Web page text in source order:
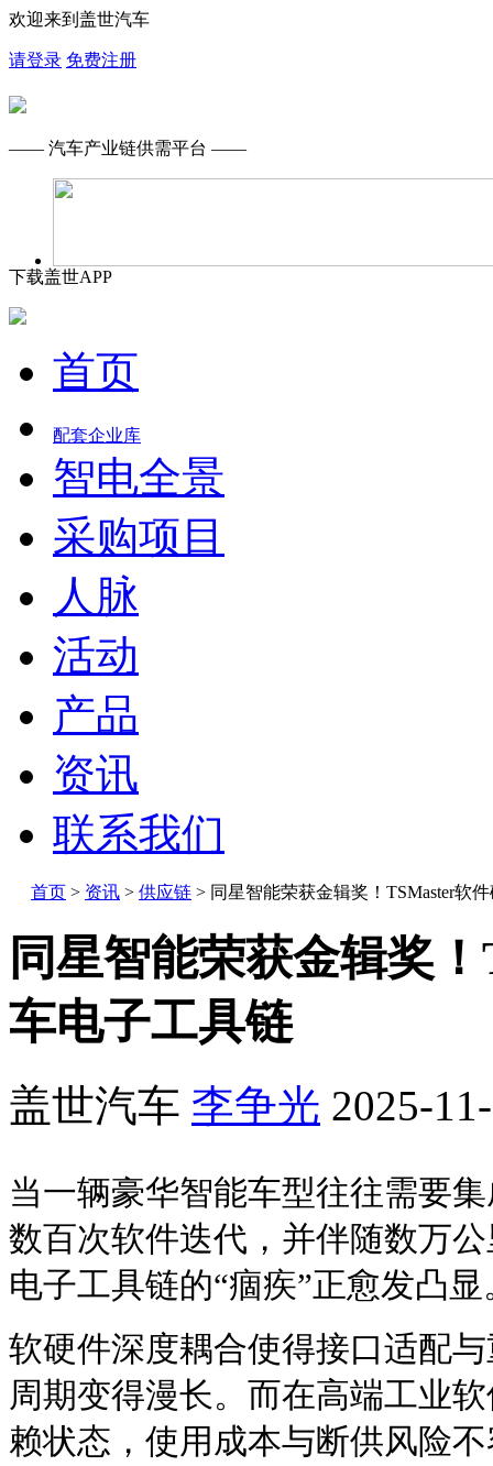
欢迎来到盖世汽车
请登录 免费注册
—— 汽车产业链供需平台 ——
下载盖世APP
首页
配套企业库
智电全景
采购项目
人脉
活动
产品
资讯
联系我们
首页 > 资讯 > 供应链 > 同星智能荣获金辑奖！TSMaster软
同星智能荣获金辑奖
车电子工具链
盖世汽车 李争光 2025-
当一辆豪华智能车型往往需要
数百次软件迭代，并伴随数万
电子工具链的“痼疾”正愈发凸显
软硬件深度耦合使得接口适配
周期变得漫长。而在高端工业
赖状态，使用成本与断供风险